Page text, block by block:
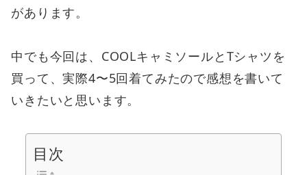
があります。
中でも今回は、COOLキャミソールとTシャツを
買って、実際4〜5回着てみたので感想を書いて
いきたいと思います。
目次